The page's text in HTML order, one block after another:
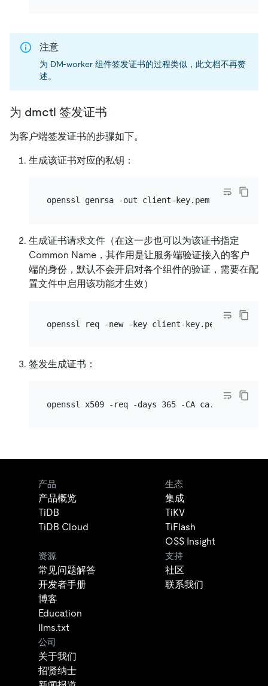
注意
为 DM-worker 组件签发证书的过程类似，此文档不再赘
述。
为 dmctl 签发证书
为客户端签发证书的步骤如下。
生成该证书对应的私钥：
生成证书请求文件（在这一步也可以为该证书指定
Common Name，其作用是让服务端验证接入的客户
端的身份，默认不会开启对各个组件的验证，需要在配
置文件中启用该功能才生效）
签发生成证书：
openssl x509 -req -days 365 -CA ca.pem -
产品
产品概览
TiDB
TiDB Cloud
生态
集成
TiKV
TiFlash
OSS Insight
资源
常见问题解答
开发者手册
博客
Education
llms.txt
支持
社区
联系我们
公司
关于我们
招贤纳士